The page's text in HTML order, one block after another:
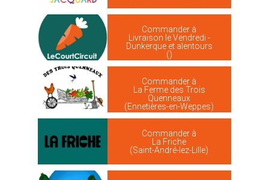
Commander à
Livraison le Vendredi -
Dunkerque et alentours
()
Commander à
La Ferme des Trois
Quenneaux
(Ennetières-en-Weppes)
Commander à
La Friche
(Saint-André-lez-Lille)